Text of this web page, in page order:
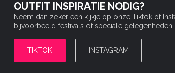
OUTFIT INSPIRATIE NODIG?
Neem dan zeker een kijkje op onze Tiktok of
bijvoorbeeld festivals of speciale
TIKTOK INSTAGRAM